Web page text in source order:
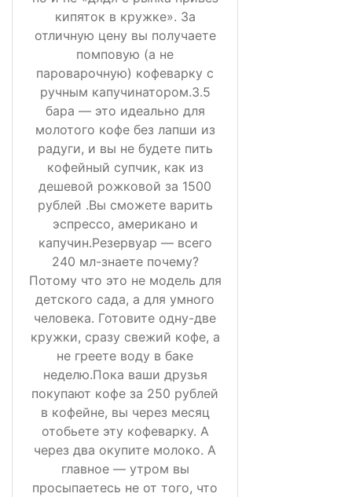
кипяток в кружке». За
отличную цену вы получаете
помповую (а не
пароварочную) кофеварку с
ручным капучинатором.3.5
бара — это идеально для
молотого кофе без лапши из
радуги, и вы не будете пить
кофейный супчик, как из
дешевой рожковой за 1500
рублей .Вы сможете варить
эспрессо, американо и
капучин.Резервуар — всего
240 мл-знаете почему?
Потому что это не модель для
детского сада, а для умного
человека. Готовите одну-две
кружки, сразу свежий кофе, а
не греете воду в баке
неделю.Пока ваши друзья
покупают кофе за 250 рублей
в кофейне, вы через месяц
отобьете эту кофеварку. А
через два окупите молоко. А
главное — утром вы
просыпаетесь не от того, что